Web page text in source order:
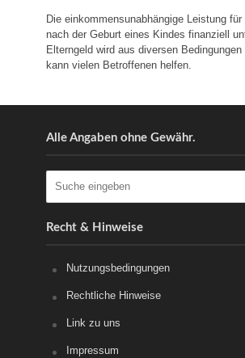
Die einkommensunabhängige Leistung für
nach der Geburt eines Kindes finanziell
Elterngeld wird aus diversen Bedingungen
kann vielen Betroffenen helfen.
Alle Angaben ohne Gewähr.
Recht & Hinweise
Nutzungsbedingungen
Rechtliche Hinweise
Link zu uns
Impressum